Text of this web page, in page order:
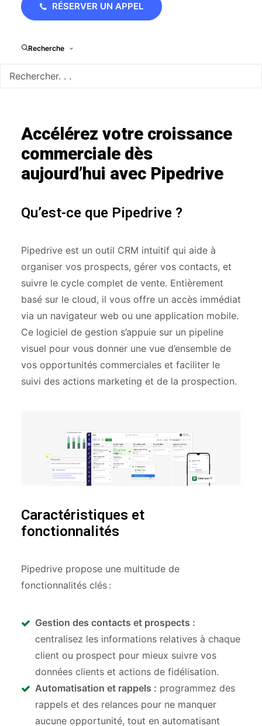
RÉSERVER UN APPEL
Recherche
30 JOURS GRATUIT
Accélérez votre croissance
commerciale dès
aujourd’hui avec Pipedrive
Qu’est-ce que Pipedrive ?
Pipedrive est un outil CRM intuitif qui aide à
organiser vos prospects, gérer vos contacts, et
suivre le cycle complet de vente. Entièrement
basé sur le cloud, il vous offre un accès immédiat
via un navigateur web ou une application mobile.
Ce logiciel de gestion s’appuie sur un pipeline
visuel pour vous donner une vue d’ensemble de
vos opportunités commerciales et faciliter le
suivi des actions marketing et de la prospection.
Caractéristiques et
fonctionnalités
Pipedrive propose une multitude de
fonctionnalités clés :
Gestion des contacts et prospects :
centralisez les informations relatives à chaque
client ou prospect pour mieux suivre vos
données clients et actions de fidélisation.
Automatisation et rappels : programmez des
rappels et des relances pour ne manquer
aucune opportunité, tout en automatisant